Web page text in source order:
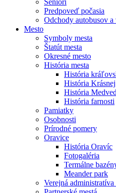
Seniori
Predpoveď počasia
Odchody autobusov
Mesto
Symboly mesta
Štatút mesta
Okresné mesto
História mesta
História
História
História
História farnosti
Pamiatky
Osobnosti
Prírodné pomery
Oravice
História Oravíc
Fotogaléria
Termálne
Meander park
Verejná administratíva